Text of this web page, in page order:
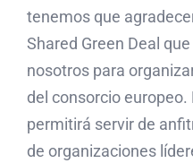
tenemos que
Shared Green Deal
nosotros para
del consorcio
permitirá servir de
de organizaciones